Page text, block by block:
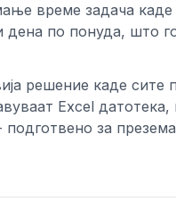
време задача
по понуда, што
решение каде
Excel
за